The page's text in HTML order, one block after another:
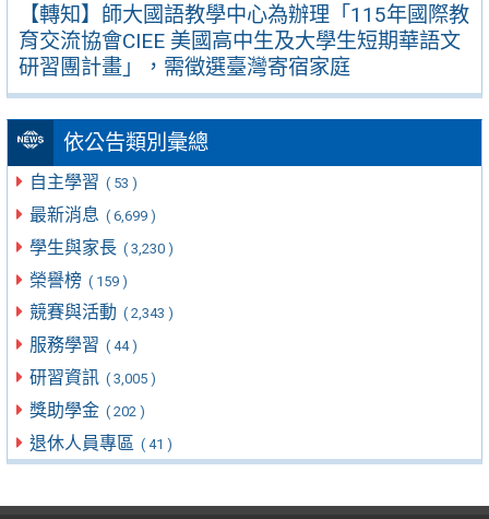
【轉知】師大國語教學中心為辦理「115年國際教
育交流協會CIEE 美國高中生及大學生短期華語文
研習團計畫」，需徵選臺灣寄宿家庭
依公告類別彙總
自主學習 ( 53 )
最新消息 ( 6,699 )
學生與家長 ( 3,230 )
榮譽榜 ( 159 )
競賽與活動 ( 2,343 )
服務學習 ( 44 )
研習資訊 ( 3,005 )
獎助學金 ( 202 )
退休人員專區 ( 41 )